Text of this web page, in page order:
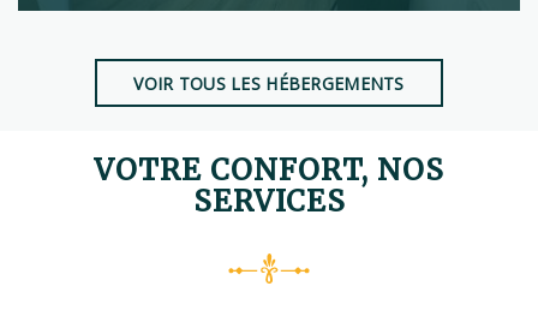
VOIR TOUS LES HÉBERGEMENTS
VOTRE CONFORT, NOS
SERVICES